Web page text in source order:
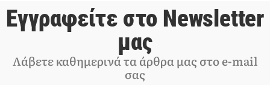
Εγγραφείτε στο Newsletter
μας
Λάβετε καθημερινά τα άρθρα μας στο e-mail
σας